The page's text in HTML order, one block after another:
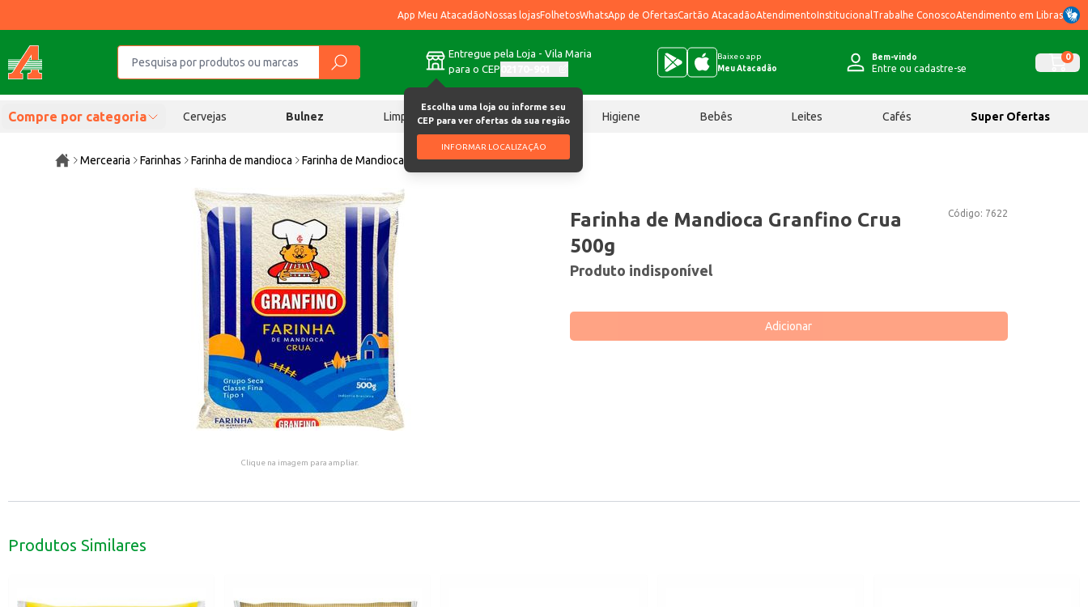
App Meu AtacadãoNossas lojasFolhetosWhatsApp de OfertasCartão AtacadãoAtendimentoInstitucional Trabalhe ConoscoAtendimento em Libras
Entregue pela Loja - Vila Maria
para o CEP
Escolha uma loja ou informe seu
CEP para ver ofertas da sua região
INFORMAR LOCALIZAÇÃO
Baixe o app
Meu Atacadão
Bem-vindo
Entre ou cadastre-se
0
Compre por categoria Cervejas Bulnez Limpeza Chocolates Higiene Bebês Leites Cafés Super Ofertas
Mercearia Farinhas Farinha de mandioca Farinha de Mandioca Granfino Crua 500g
Clique na imagem para ampliar.
Código: 7622
Farinha de Mandioca Granfino Crua
500g
Produto indisponível
Adicionar
Produtos Similares